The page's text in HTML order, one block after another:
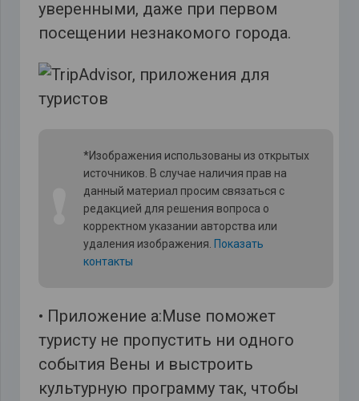
уверенными, даже при первом
посещении незнакомого города.
*Изображения использованы из открытых
источников. В случае наличия прав на
данный материал просим связаться с
редакцией для решения вопроса о
корректном указании авторства или
удаления изображения. Показать
контакты
• Приложение a:Muse поможет
туристу не пропустить ни одного
события Вены и выстроить
культурную программу так, чтобы